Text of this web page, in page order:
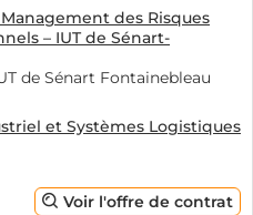
des Risques
– IUT de Sénart-
de Sénart Fontainebleau
et Systèmes Logistiques
Voir l'offre de contrat